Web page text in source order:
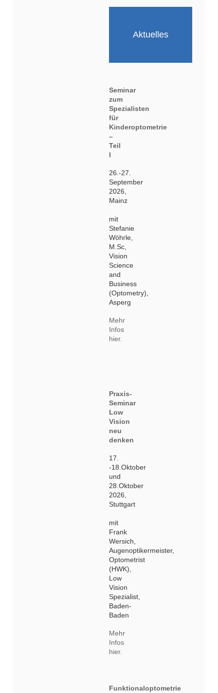
Aktuelles
Seminar
zum
Spezialisten
für
Kinderoptometrie
–
Teil
I
26.-27.
September
2026,
Mainz
mit
Stefanie
Wöhrle,
M.Sc,
Vision
Science
and
Business
(Optometry),
Asperg
Mehr
Infos
hier.
Praxis-
Seminar
Low
Vision
neu
denken
17.
-18.Oktober
und
28.Oktober
2026,
Stuttgart
mit
Frank
Wersich,
Augenoptikermeister,
Optometrist
(HWK),
Low
Vision
Spezialist,
Baden-
Baden
Mehr
Infos
hier.
Funktionaloptometrie